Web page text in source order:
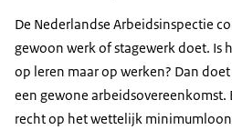
De Nederlandse Arbeidsinspectie
gewoon werk of stagewerk doet. Is
op leren maar op werken? Dan
een gewone arbeidsovereenkomst.
recht op het wettelijk